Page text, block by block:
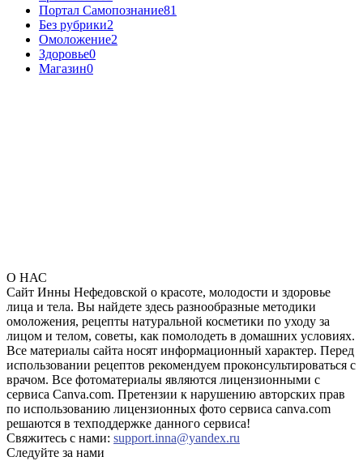
Портал Самопознание81
Без рубрики2
Омоложение2
Здоровье0
Магазин0
О НАС
Сайт Инны Нефедовской о красоте, молодости и здоровье
лица и тела. Вы найдете здесь разнообразные методики
омоложения, рецепты натуральной косметики по уходу за
лицом и телом, советы, как помолодеть в домашних условиях.
Все материалы сайта носят информационный характер. Перед
использовании рецептов рекомендуем проконсультироваться с
врачом. Все фотоматериалы являются лицензионными с
сервиса Canva.com. Претензии к нарушению авторских прав
по использованию лицензионных фото сервиса canva.com
решаются в техподдержке данного сервиса!
Свяжитесь с нами: support.inna@yandex.ru
Следуйте за нами